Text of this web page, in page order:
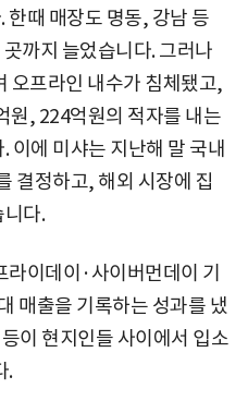
한때 매장도 명동, 강남 등
까지 늘었습니다. 그러나
오프라인 내수가 침체됐고,
원, 224억원의 적자를 내는
이에 미샤는 지난해 말 국내
결정하고, 해외 시장에 집
다.
이데이·사이버먼데이 기
매출을 기록하는 성과를 냈
이 현지인들 사이에서 입소
.